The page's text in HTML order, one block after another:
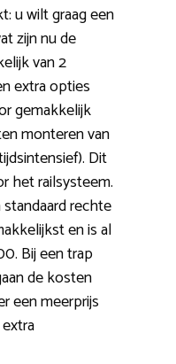
u wilt graag een
zijn nu de
van 2
extra opties
gemakkelijk
monteren van
Dit
het railsysteem.
rechte
en is al
Bij een trap
de kosten
een meerprijs